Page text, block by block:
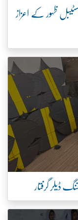
ظہور کے اعزاز
ڈیلر گرفتار